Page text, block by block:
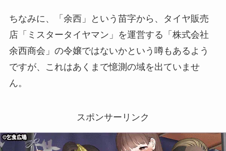
ちなみに、「余西」という苗字から、タイヤ販売
店「ミスタータイヤマン」を運営する「株式会社
余西商会」の令嬢ではないかという噂もあるよう
ですが、これはあくまで憶測の域を出ていませ
ん。
スポンサーリンク